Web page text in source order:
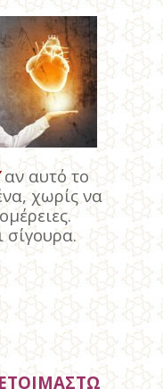
αν αυτό το
χωρίς να
σίγουρα.